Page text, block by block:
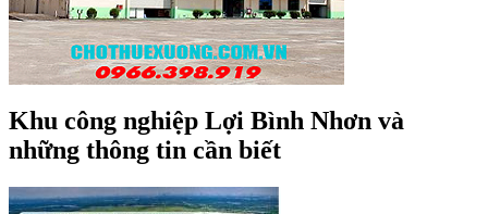
Khu công nghiệp Lợi Bình Nhơn và
những thông tin cần biết